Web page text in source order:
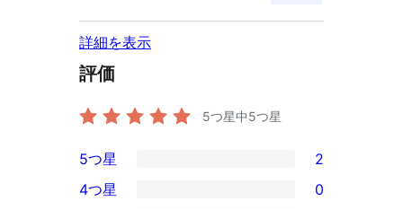
詳細を表示
評価
5つ星中5つ星
2
5-
5つ星 2
4つ星 0